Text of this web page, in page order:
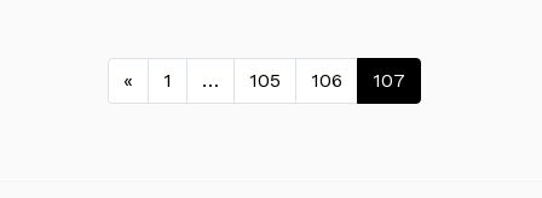
Navegación de entradas
« 1 … 105 106 107